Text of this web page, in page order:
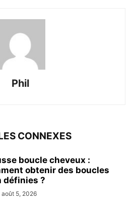
Phil
CONNEXES
boucle cheveux :
obtenir des boucles
définies ?
août 5, 2026